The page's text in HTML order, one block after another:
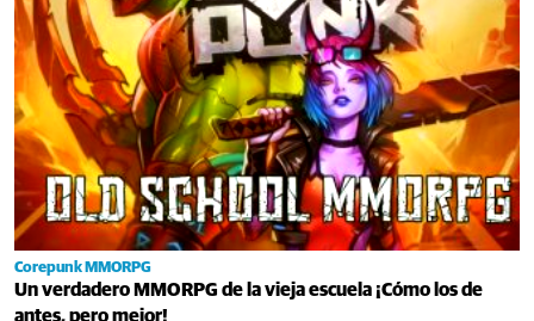
Corepunk MMORPG
Un verdadero MMORPG de la vieja escuela ¡Cómo los de
antes, pero mejor!